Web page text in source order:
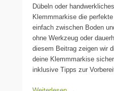
Dübeln oder
Klemmmarkise die
einfach zwischen Boden
ohne Werkzeug oder
diesem Beitrag zeigen wir
deine Klemmmarkise
inklusive Tipps zur